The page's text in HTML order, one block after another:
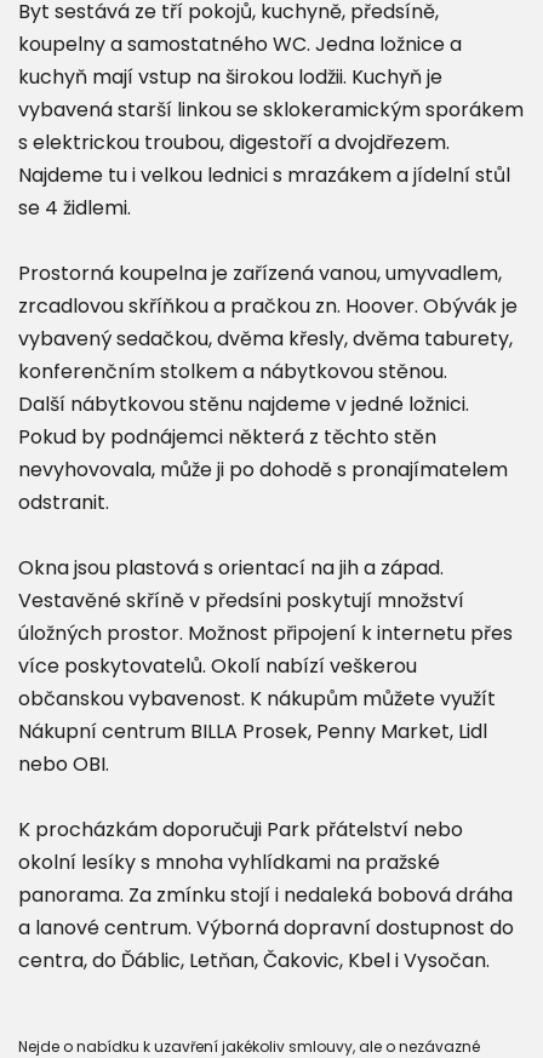
Byt sestává ze tří pokojů, kuchyně, předsíně,
koupelny a samostatného WC. Jedna ložnice a
kuchyň mají vstup na širokou lodžii. Kuchyň je
vybavená starší linkou se sklokeramickým sporákem
s elektrickou troubou, digestoří a dvojdřezem.
Najdeme tu i velkou lednici s mrazákem a jídelní stůl
se 4 židlemi.
Prostorná koupelna je zařízená vanou, umyvadlem,
zrcadlovou skříňkou a pračkou zn. Hoover. Obývák je
vybavený sedačkou, dvěma křesly, dvěma taburety,
konferenčním stolkem a nábytkovou stěnou.
Další nábytkovou stěnu najdeme v jedné ložnici.
Pokud by podnájemci některá z těchto stěn
nevyhovovala, může ji po dohodě s pronajímatelem
odstranit.
Okna jsou plastová s orientací na jih a západ.
Vestavěné skříně v předsíni poskytují množství
úložných prostor. Možnost připojení k internetu přes
více poskytovatelů. Okolí nabízí veškerou
občanskou vybavenost. K nákupům můžete využít
Nákupní centrum BILLA Prosek, Penny Market, Lidl
nebo OBI.
K procházkám doporučuji Park přátelství nebo
okolní lesíky s mnoha vyhlídkami na pražské
panorama. Za zmínku stojí i nedaleká bobová dráha
a lanové centrum. Výborná dopravní dostupnost do
centra, do Ďáblic, Letňan, Čakovic, Kbel i Vysočan.
Nejde o nabídku k uzavření jakékoliv smlouvy, ale o nezávazné